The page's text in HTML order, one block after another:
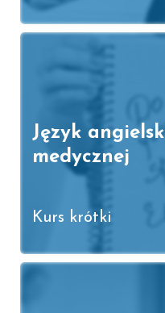
Język
medycznej
Kurs krótki